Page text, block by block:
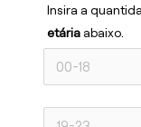
Insira a
etária abaixo.